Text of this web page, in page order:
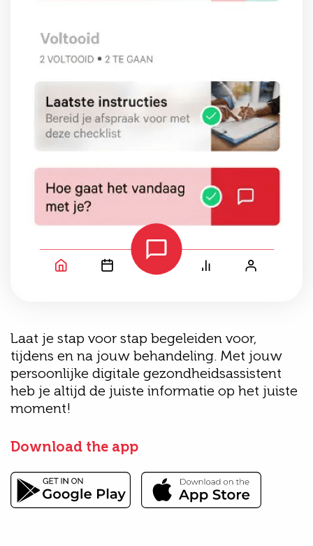
Laat je stap voor stap begeleiden voor,
tijdens en na jouw behandeling. Met jouw
persoonlijke digitale gezondheidsassistent
heb je altijd de juiste informatie op het juiste
moment!
Download the app